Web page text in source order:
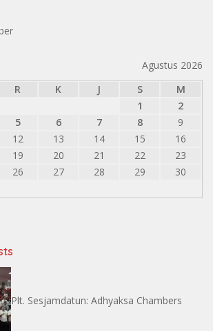
Agustus 2026
R K J S
M
1
2
5 6 7 8
9
12 13 14 15
16
19 20 21 22
23
26 27 28 29
30
Plt. Sesjamdatun: Adhyaksa Chambers